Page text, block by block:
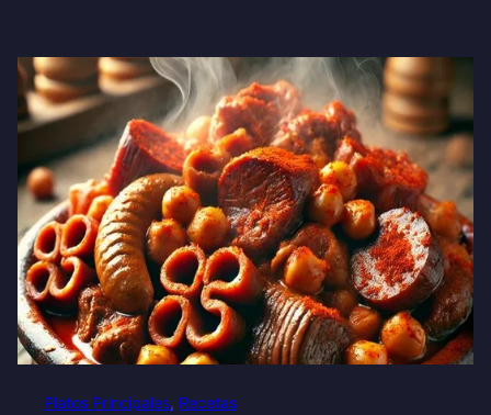
Platos Principales, Recetas